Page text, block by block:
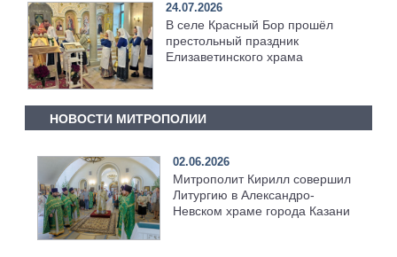
24.07.2026
В селе Красный Бор прошёл
престольный праздник
Елизаветинского храма
НОВОСТИ МИТРОПОЛИИ
02.06.2026
Митрополит Кирилл совершил
Литургию в Александро-
Невском храме города Казани